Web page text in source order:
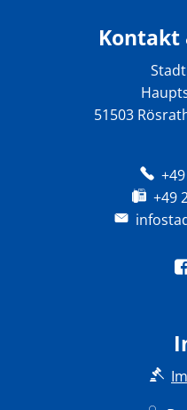
Kontakt
51503
+49